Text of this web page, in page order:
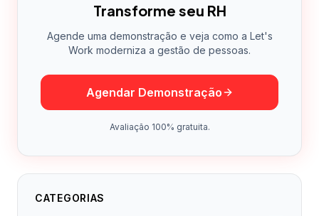
Transforme seu RH
Agende uma demonstração e veja como a Let's
Work moderniza a gestão de pessoas.
Agendar Demonstração
Avaliação 100% gratuita.
CATEGORIAS